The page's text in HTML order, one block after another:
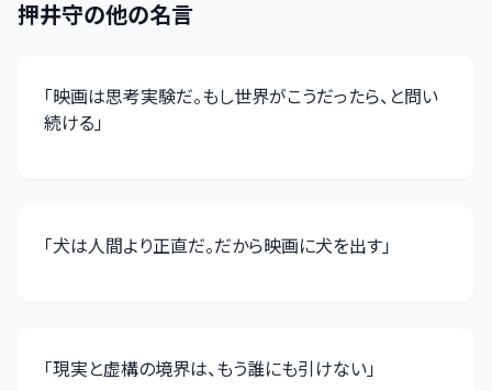
押井守の他の名言
「映画は思考実験だ。もし世界がこうだったら、と問い
続ける」
「犬は人間より正直だ。だから映画に犬を出す」
「現実と虚構の境界は、もう誰にも引けない」